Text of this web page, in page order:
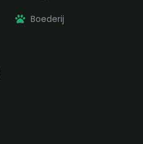
Boederij